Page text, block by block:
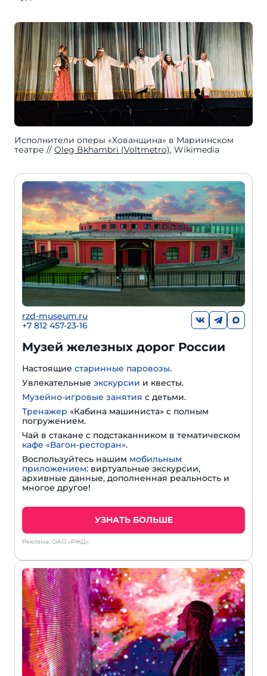
Исполнители оперы «Хованщина» в Мариинском
театре
Oleg Bkhambri (Voltmetro), Wikimedia
rzd-museum.ru
+7 812 457-23-16
Музей железных дорог России
Настоящие старинные паровозы.
Увлекательные экскурсии и квесты.
Музейно-игровые занятия с детьми.
Тренажер «Кабина машиниста» с полным
погружением.
Чай в стакане с подстаканником в тематическом
кафе «Вагон-ресторан».
Воспользуйтесь нашим мобильным
приложением: виртуальные экскурсии,
архивные данные, дополненная реальность и
многое другое!
УЗНАТЬ БОЛЬШЕ
Реклама: ОАО «РЖД»